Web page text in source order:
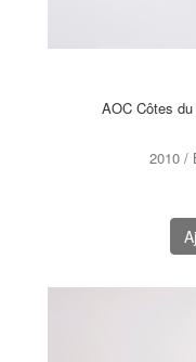
AOC Côtes
2010 /